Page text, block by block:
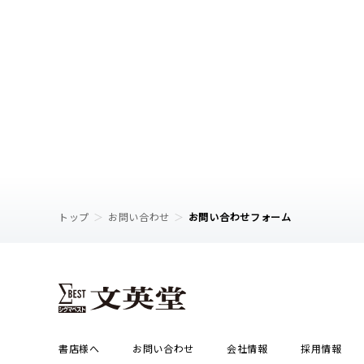
トップ お問い合わせ お問い合わせフォーム
書店様へ お問い合わせ 会社情報 採用情報